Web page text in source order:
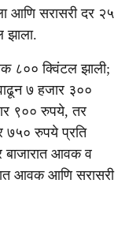
आणि सरासरी दर २५
झाला.
८०० क्विंटल झाली;
७ हजार ३००
९०० रुपये, तर
७५० रुपये प्रति
बाजारात आवक व
आवक आणि सरासरी